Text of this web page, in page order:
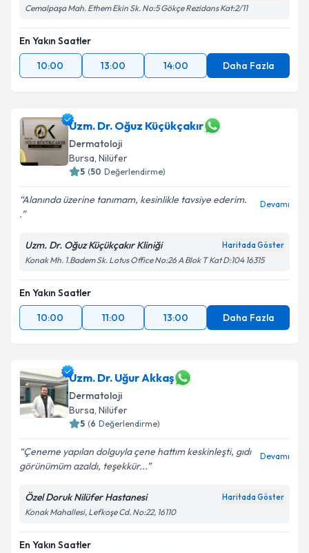
Cemalpaşa Mah. Ethem Ekin Sk. No:5 Gökçe Rezidans Kat:2/11
En Yakın Saatler
10:00
13:00 14:00 Daha Fazla
Uzm. Dr. Oğuz Küçükçakır
Dermatoloji
Bursa, Nilüfer
5 (50 Değerlendirme)
Alanında üzerine tanımam, kesinlikle tavsiye ederim.
.
Devamı
Uzm. Dr. Oğuz Küçükçakır Kliniği Haritada Göster
Konak Mh. 1.Badem Sk. Lotus Office No:26 A Blok T Kat D:104 16315
En Yakın Saatler
10:00
11:00 13:00 Daha Fazla
Uzm. Dr. Uğur Akkaş
Dermatoloji
Bursa, Nilüfer
5 (6 Değerlendirme)
Çeneme yapılan dolguyla çene hattım keskinleşti, gıdı
görünümüm azaldı, teşekkür...
Devamı
Özel Doruk Nilüfer Hastanesi Haritada Göster
Konak Mahallesi, Lefkoşe Cd. No:22, 16110
En Yakın Saatler